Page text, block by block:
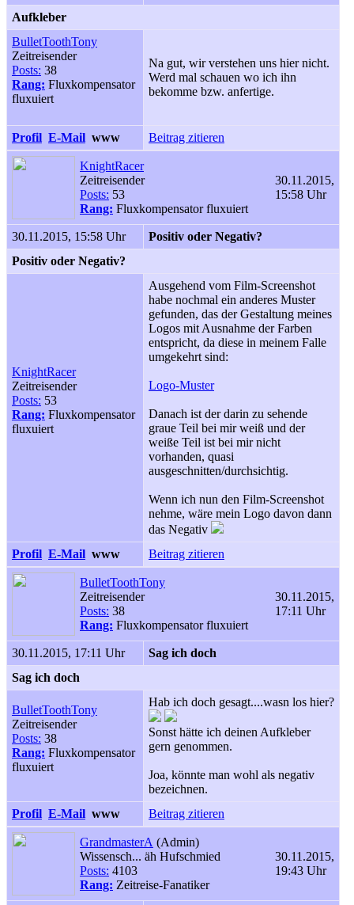
Aufkleber
BulletToothTony
Zeitreisender
Posts: 38
Rang: Fluxkompensator
fluxuiert
Na gut, wir verstehen uns hier nicht.
Werd mal schauen wo ich ihn
bekomme bzw. anfertige.
Profil E-Mail www Beitrag zitieren
KnightRacer
Zeitreisender
Posts: 53
Rang: Fluxkompensator fluxuiert
30.11.2015,
15:58 Uhr
30.11.2015, 15:58 Uhr
Positiv oder Negativ?
Positiv oder Negativ?
KnightRacer
Zeitreisender
Posts: 53
Rang: Fluxkompensator
fluxuiert
Ausgehend vom Film-Screenshot
habe nochmal ein anderes Muster
gefunden, das der Gestaltung meines
Logos mit Ausnahme der Farben
entspricht, da diese in meinem Falle
umgekehrt sind:
Logo-Muster
Danach ist der darin zu sehende
graue Teil bei mir weiß und der
weiße Teil ist bei mir nicht
vorhanden, quasi
ausgeschnitten/durchsichtig.
Wenn ich nun den Film-Screenshot
nehme, wäre mein Logo davon dann
das Negativ
Profil E-Mail www Beitrag zitieren
BulletToothTony
Zeitreisender
Posts: 38
Rang: Fluxkompensator fluxuiert
30.11.2015,
17:11 Uhr
30.11.2015, 17:11 Uhr
Sag ich doch
Sag ich doch
BulletToothTony
Zeitreisender
Posts: 38
Rang: Fluxkompensator
fluxuiert
Hab ich doch gesagt....wasn los hier?
Sonst hätte ich deinen Aufkleber
gern genommen.
Joa, könnte man wohl als negativ
bezeichnen.
Profil E-Mail www Beitrag zitieren
GrandmasterA (Admin)
Wissensch... äh Hufschmied
Posts: 4103
Rang: Zeitreise-Fanatiker
30.11.2015,
19:43 Uhr